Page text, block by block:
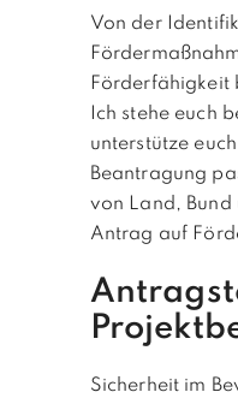
Von der
Förderfähigkeit
Ich stehe euch
unterstütze
Beantragung
von Land, Bund
Antrag auf
Sicherheit im